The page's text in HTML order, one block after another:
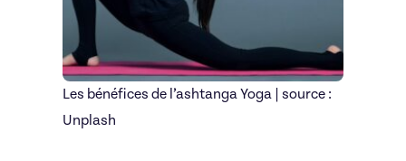
Les bénéfices de l’ashtanga Yoga | source :
Unplash